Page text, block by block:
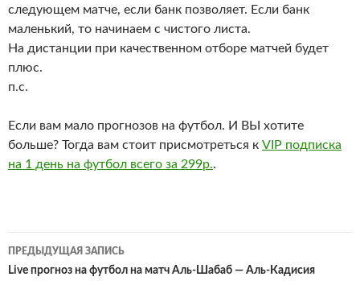
следующем матче, если банк позволяет. Если банк
маленький, то начинаем с чистого листа.
На дистанции при качественном отборе матчей будет
плюс.
п.с.
Если вам мало прогнозов на футбол. И ВЫ хотите
больше? Тогда вам стоит присмотреться к VIP подписка
на 1 день на футбол всего за 299р..
Навигация
по
ПРЕДЫДУЩАЯ ЗАПИСЬ
Live прогноз на футбол на матч Аль-Шабаб — Аль-Кадисия